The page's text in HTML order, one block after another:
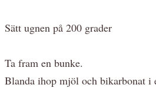
Sätt ugnen på 200 grader
Ta fram en bunke.
Blanda ihop mjöl och bikarbonat i